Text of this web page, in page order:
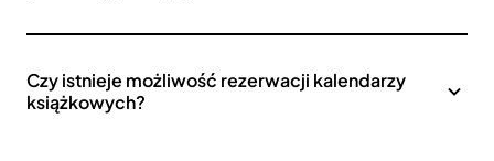
Czy istnieje możliwość rezerwacji kalendarzy
książkowych?